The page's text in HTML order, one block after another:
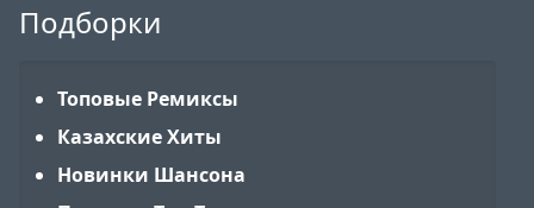
Подборки
Топовые Ремиксы
Казахские Хиты
Новинки Шансона